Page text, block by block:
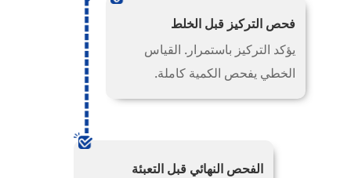
الفحص النهائي قبل التعبئة
فحص التركيز قبل الخلط
يؤكد التركيز باستمرار. القياس
الخطي يفحص الكمية كاملة.